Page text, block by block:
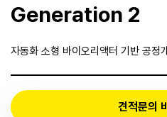
Generation 2
자동화 소형 바이오리액터 기반 공
견적문의